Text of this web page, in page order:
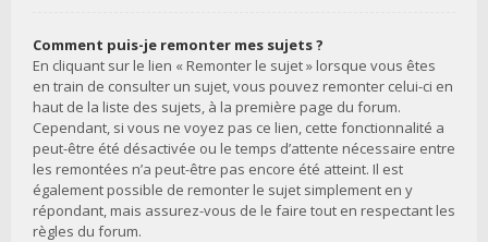
Comment puis-je remonter mes sujets ?
En cliquant sur le lien « Remonter le sujet » lorsque vous êtes
en train de consulter un sujet, vous pouvez remonter celui-ci en
haut de la liste des sujets, à la première page du forum.
Cependant, si vous ne voyez pas ce lien, cette fonctionnalité a
peut-être été désactivée ou le temps d’attente nécessaire entre
les remontées n’a peut-être pas encore été atteint. Il est
également possible de remonter le sujet simplement en y
répondant, mais assurez-vous de le faire tout en respectant les
règles du forum.